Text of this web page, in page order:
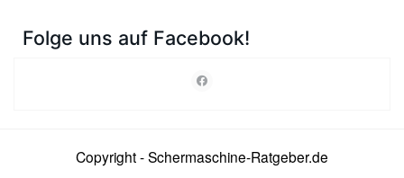
Folge uns auf Facebook!
Copyright - Schermaschine-Ratgeber.de